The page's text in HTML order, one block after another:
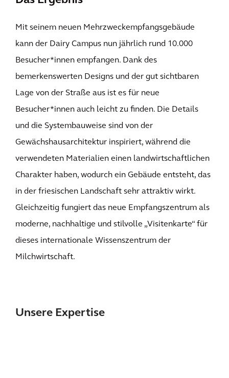
Mit seinem neuen Mehrzweckempfangsgebäude
kann der Dairy Campus nun jährlich rund 10.000
Besucher*innen empfangen. Dank des
bemerkenswerten Designs und der gut sichtbaren
Lage von der Straße aus ist es für neue
Besucher*innen auch leicht zu finden. Die Details
und die Systembauweise sind von der
Gewächshausarchitektur inspiriert, während die
verwendeten Materialien einen landwirtschaftlichen
Charakter haben, wodurch ein Gebäude entsteht, das
in der friesischen Landschaft sehr attraktiv wirkt.
Gleichzeitig fungiert das neue Empfangszentrum als
moderne, nachhaltige und stilvolle „Visitenkarte“ für
dieses internationale Wissenszentrum der
Milchwirtschaft.
Unsere Expertise